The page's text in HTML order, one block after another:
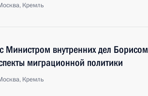
Кремль
Министром внутренних дел Борисом
миграционной политики
Кремль